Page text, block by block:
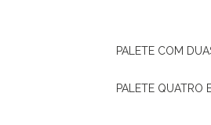
PALETE COM
PALETE